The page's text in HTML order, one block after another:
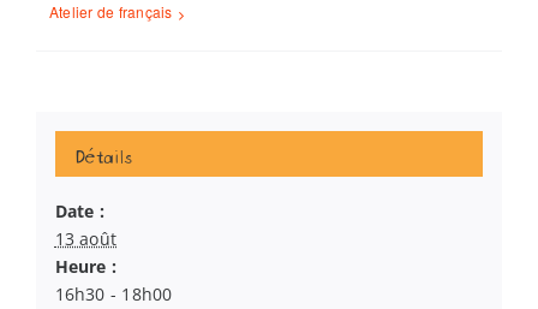
Atelier de français
Détails
Date :
13 août
Heure :
16h30 - 18h00